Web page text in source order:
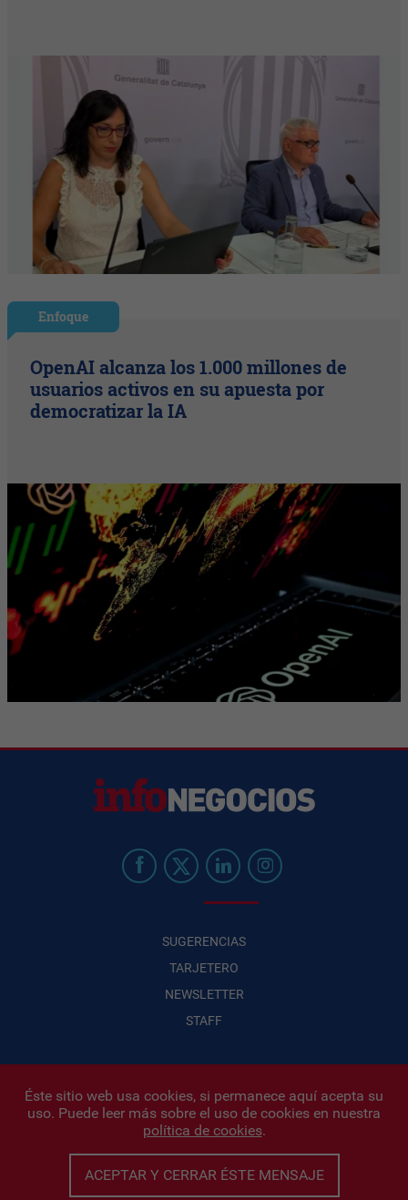
Enfoque
OpenAI alcanza los 1.000 millones de
usuarios activos en su apuesta por
democratizar la IA
SUGERENCIAS
TARJETERO
NEWSLETTER
STAFF
Infonegocios 2026| INFONEGOCIOS S.A. · CUIT: 30710438486 |
Políticas de Privacidad|Protección de datos personales
Iñigo Biain
Este sitio esta protegido por Google reCAPTCHA y conPolíticas de
privacidad de GoogleyTerminos del servicioaplicados.
Éste sitio web usa cookies, si permanece aquí acepta su
uso. Puede leer más sobre el uso de cookies en nuestra
política de cookies.
ACEPTAR Y CERRAR ÉSTE MENSAJE